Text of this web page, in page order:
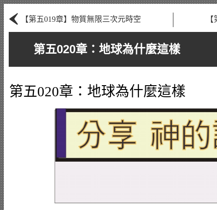
‹ 【第五019章】物質無限三次元時空
第五020章：地球為什麼這樣
第五020章：地球為什麼這樣